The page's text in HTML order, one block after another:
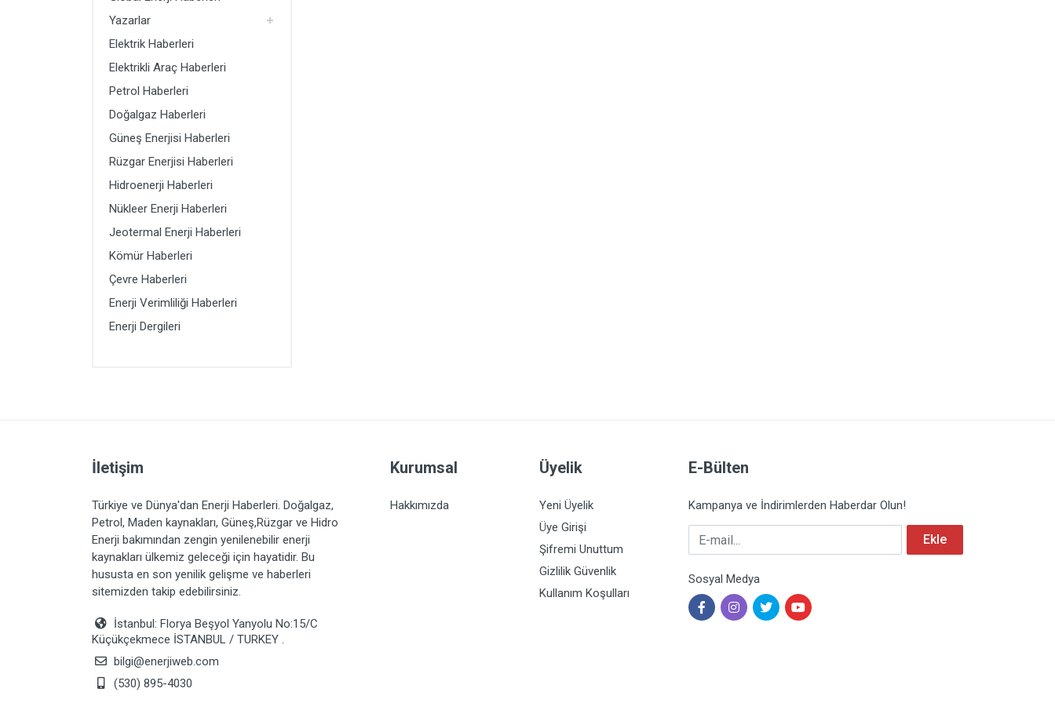
Güneş Enerjisi Haberleri
Rüzgar Enerjisi Haberleri
Hidroenerji Haberleri
Yazarlar
Elektrik Haberleri
Elektrikli Araç Haberleri
Petrol Haberleri
Doğalgaz Haberleri
Güneş Enerjisi Haberleri
Rüzgar Enerjisi Haberleri
Hidroenerji Haberleri
Nükleer Enerji Haberleri
Jeotermal Enerji Haberleri
Kömür Haberleri
Çevre Haberleri
Enerji Verimliliği Haberleri
Enerji Dergileri
İletişim
Türkiye ve Dünya'dan Enerji Haberleri. Doğalgaz,
Petrol, Maden kaynakları, Güneş,Rüzgar ve Hidro
Enerji bakımından zengin yenilenebilir enerji
kaynakları ülkemiz geleceği için hayatidir. Bu
hususta en son yenilik gelişme ve haberleri
sitemizden takip edebilirsiniz.
İstanbul: Florya Beşyol Yanyolu No:15/C
Küçükçekmece İSTANBUL / TURKEY .
bilgi@enerjiweb.com
(530) 895-4030
Kurumsal
Hakkımızda
Üyelik
Yeni Üyelik
Üye Girişi
Şifremi Unuttum
Gizlilik Güvenlik
Kullanım Koşulları
E-Bülten
Kampanya ve İndirimlerden Haberdar Olun!
E-mail Ekle
Sosyal Medya